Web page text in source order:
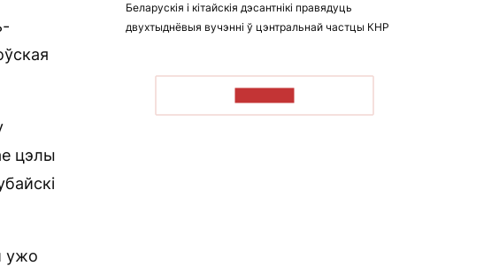
цэлы
ужо
Беларускія і кітайскія дэсантнікі правядуць
двухтыднёвыя вучэнні ў цэнтральнай частцы КНР